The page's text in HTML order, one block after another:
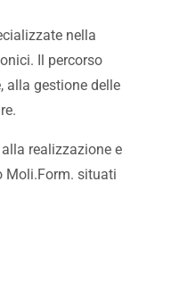
nella
Il percorso
alla gestione delle
realizzazione e
Moli.Form. situati